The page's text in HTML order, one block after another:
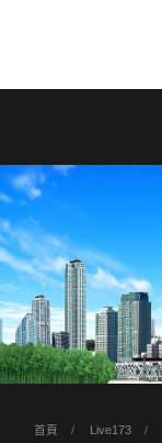
首頁 Live173